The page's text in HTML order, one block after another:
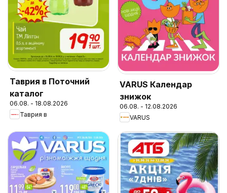
Таврия в Поточний
каталог
06.08. - 18.08.2026
Таврия в
VARUS Календар
знижок
06.08. - 12.08.2026
VARUS